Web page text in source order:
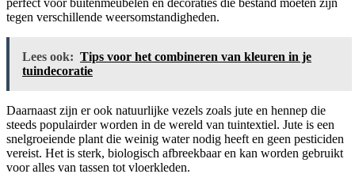
perfect voor buitenmeubelen en decoraties die bestand moeten zijn
tegen verschillende weersomstandigheden.
Lees ook: Tips voor het combineren van kleuren in je
tuindecoratie
Daarnaast zijn er ook natuurlijke vezels zoals jute en hennep die
steeds populairder worden in de wereld van tuintextiel. Jute is een
snelgroeiende plant die weinig water nodig heeft en geen pesticiden
vereist. Het is sterk, biologisch afbreekbaar en kan worden gebruikt
voor alles van tassen tot vloerkleden.